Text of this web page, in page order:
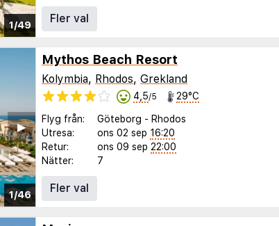
1/49
Fler val
1/46
▶︎
Mythos Beach Resort
Kolymbia, Rhodos, Grekland
4,5/5 29°C
Flyg från: Göteborg - Rhodos
Utresa:
ons 02 sep 16:20
Retur:
ons 09 sep 22:00
Nätter:
7
Fler val